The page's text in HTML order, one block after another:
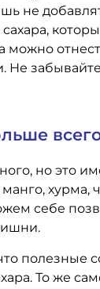
не
можно
Не
но это
хурма,
себе
полезные
То же